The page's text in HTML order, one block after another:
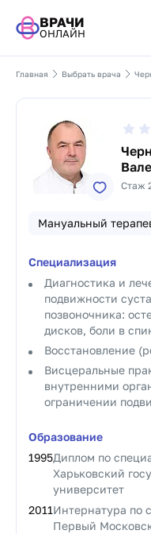
ВРАЧИ
ОНЛАЙН
Главная Выбрать врача
Стаж
Мануальный
Специализация
Диагностика и
подвижности
позвоночника:
дисков, боли в
Восстановление
Висцеральные
внутренними
ограничении
Образование
1995Диплом по
Харьковский
университет
2011Интернатура по
Первый